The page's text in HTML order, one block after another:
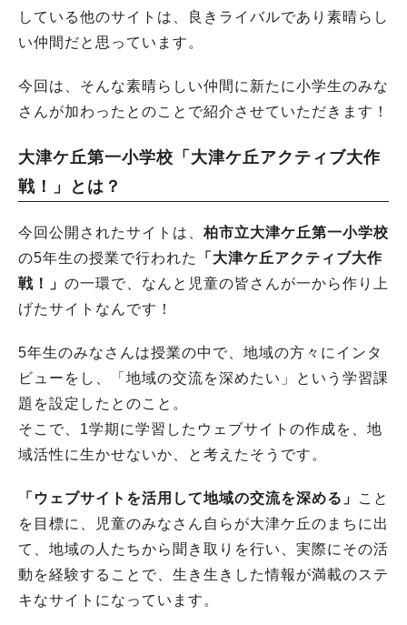
している他のサイトは、良きライバルであり素晴らし
い仲間だと思っています。
今回は、そんな素晴らしい仲間に新たに小学生のみな
さんが加わったとのことで紹介させていただきます！
大津ケ丘第一小学校「大津ケ丘アクティブ大作
戦！」とは？
今回公開されたサイトは、柏市立大津ケ丘第一小学校
の5年生の授業で行われた
「大津ケ丘アクティブ大作
戦！」 の一環で、なんと児童の皆さんが一から作り上
げたサイトなんです！
5年生のみなさんは授業の中で、地域の方々にインタ
ビューをし、「地域の交流を深めたい」という学習課
題を設定したとのこと。
そこで、1学期に学習したウェブサイトの作成を、地
域活性に生かせないか、と考えたそうです。
「ウェブサイトを活用して地域の交流を深める」
こと
を目標に、児童のみなさん自らが大津ケ丘のまちに出
て、地域の人たちから聞き取りを行い、実際にその活
動を経験することで、生き生きした情報が満載のステ
キなサイトになっています。